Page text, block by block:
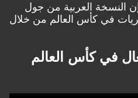
النسخة العربية من جول
في كأس العالم من خلال
في كأس العالم